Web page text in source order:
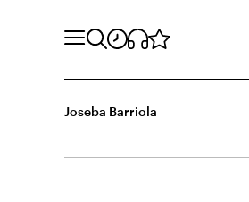
Joseba Barriola